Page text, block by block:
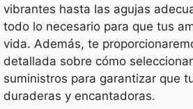
vibrantes hasta las agujas
todo lo necesario para que tus
vida. Además, te
detallada sobre cómo
suministros para garantizar que
duraderas y encantadoras.